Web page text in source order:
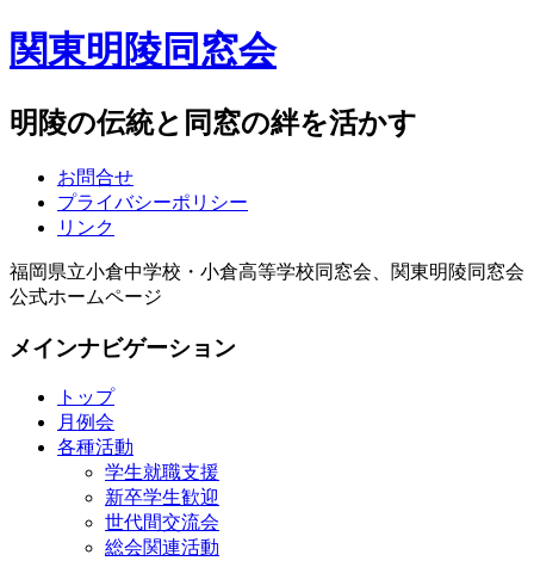
関東明陵同窓会
明陵の伝統と同窓の絆を活かす
お問合せ
プライバシーポリシー
リンク
福岡県立小倉中学校・小倉高等学校同窓会、関東明陵同窓会
公式ホームページ
メインナビゲーション
トップ
月例会
各種活動
学生就職支援
新卒学生歓迎
世代間交流会
総会関連活動